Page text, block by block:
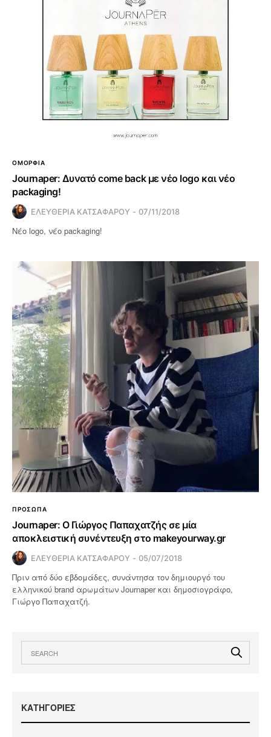
ΟΜΟΡΦΙΑ
Journaper: Δυνατό come back με νέο logo και νέο
packaging!
ΕΛΕΥΘΕΡΙΑ ΚΑΤΣΑΦΑΡΟΥ 07/11/2018
Νέο logo, νέο packaging!
ΠΡΟΣΩΠΑ
Journaper: Ο Γιώργος Παπαχατζής σε μία
αποκλειστική συνέντευξη στο makeyourway.gr
ΕΛΕΥΘΕΡΙΑ ΚΑΤΣΑΦΑΡΟΥ 05/07/2018
Πριν από δύο εβδομάδες, συνάντησα τον δημιουργό του
ελληνικού brand αρωμάτων Journaper και δημοσιογράφο,
Γιώργο Παπαχατζή.
KΑΤΗΓΟΡΙΕΣ